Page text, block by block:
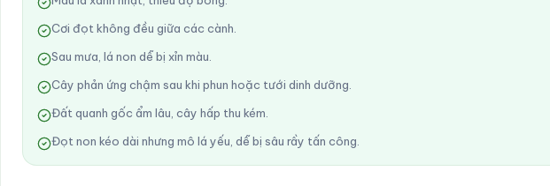
Cơi đọt không đều giữa các cành.
Sau mưa, lá non dễ bị xỉn màu.
Cây phản ứng chậm sau khi phun hoặc tưới dinh dưỡng.
Đất quanh gốc ẩm lâu, cây hấp thu kém.
Đọt non kéo dài nhưng mô lá yếu, dễ bị sâu rầy tấn công.